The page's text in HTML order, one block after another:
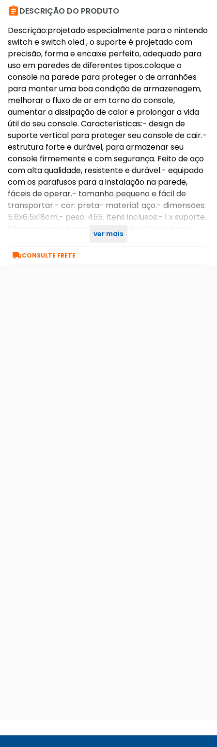
DESCRIÇÃO DO PRODUTO
Descrição:projetado especialmente para o nintendo
switch e switch oled , o suporte é projetado com
precisão, forma e encaixe perfeito, adequado para
uso em paredes de diferentes tipos.coloque o
console na parede para proteger o de arranhões
para manter uma boa condição de armazenagem,
melhorar o fluxo de ar em torno do console,
aumentar a dissipação de calor e prolongar a vida
útil do seu console. Características:- design de
suporte vertical para proteger seu console de cair.-
estrutura forte e durável, para armazenar seu
console firmemente e com segurança. Feito de aço
com alta qualidade, resistente e durável.- equipado
com os parafusos para a instalação na parede,
fáceis de operar.- tamanho pequeno e fácil de
transportar.- cor: preta- material: aço.- dimensões:
5.6x6.5x18cm.- peso: 455. Itens inclusos:- 1 x suporte.
Observações:- console e controles não inclusos.-
ver mais
CONSULTE FRETE